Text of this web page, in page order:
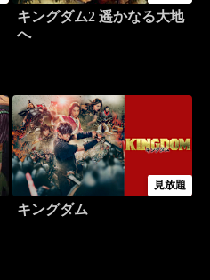
キングダム2 遥かなる大地
へ
見放題
キングダム